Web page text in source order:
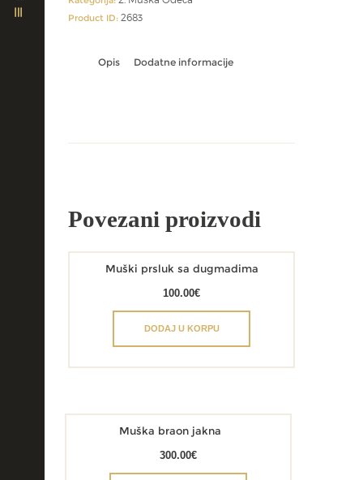
Product ID: 2683
Opis Dodatne informacije
Povezani proizvodi
Muški prsluk sa dugmadima
100.00€
DODAJ U KORPU
Muška braon jakna
300.00€